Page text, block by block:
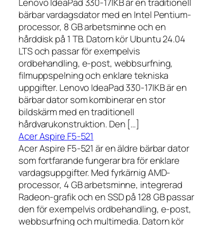
bärbar vardagsdator med en Intel Pentium-
processor, 8 GB arbetsminne och en
hårddisk på 1 TB. Datorn kör Ubuntu 24.04
LTS och passar för exempelvis
ordbehandling, e-post, webbsurfning,
filmuppspelning och enklare tekniska
uppgifter. Lenovo IdeaPad 330-17IKB är en
bärbar dator som kombinerar en stor
bildskärm med en traditionell
hårdvarukonstruktion. Den […]
Acer Aspire F5-521
Acer Aspire F5-521 är en äldre bärbar dator
som fortfarande fungerar bra för enklare
vardagsuppgifter. Med fyrkärnig AMD-
processor, 4 GB arbetsminne, integrerad
Radeon-grafik och en SSD på 128 GB passar
den för exempelvis ordbehandling, e-post,
webbsurfning och multimedia. Datorn kör